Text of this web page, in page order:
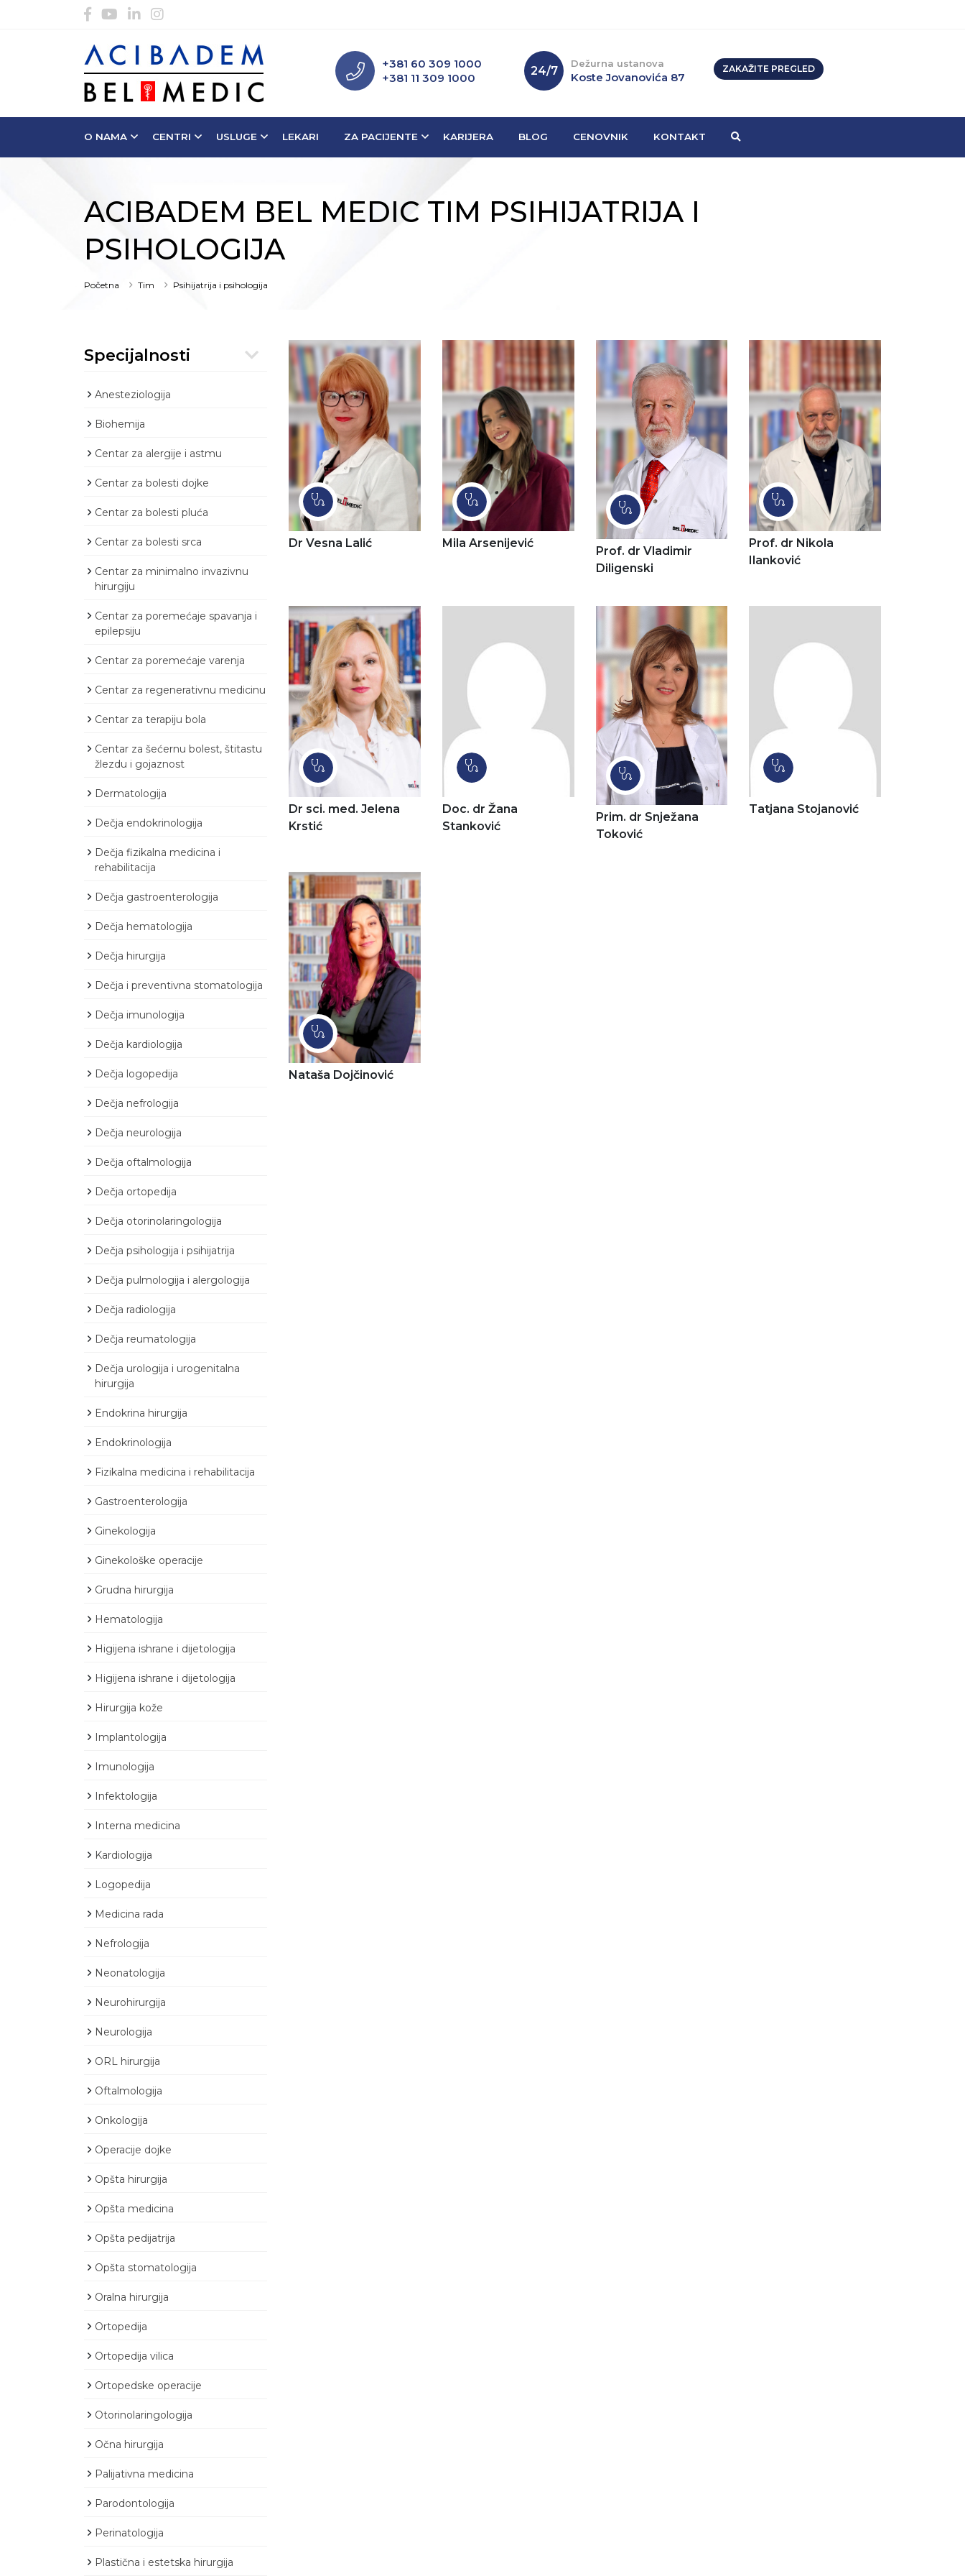
+381 60 309 1000
+381 11 309 1000
24/7
Dežurna ustanova
Koste Jovanovića 87
ZAKAŽITE PREGLED
O NAMA CENTRI USLUGE LEKARI ZA PACIJENTE KARIJERA BLOG CENOVNIK KONTAKT
ACIBADEM BEL MEDIC TIM PSIHIJATRIJA I
PSIHOLOGIJA
Početna Tim Psihijatrija i psihologija
Specijalnosti
Anesteziologija
Biohemija
Centar za alergije i astmu
Centar za bolesti dojke
Centar za bolesti pluća
Centar za bolesti srca
Centar za minimalno invazivnu
hirurgiju
Centar za poremećaje spavanja i
epilepsiju
Centar za poremećaje varenja
Centar za regenerativnu medicinu
Centar za terapiju bola
Centar za šećernu bolest, štitastu
žlezdu i gojaznost
Dermatologija
Dečja endokrinologija
Dečja fizikalna medicina i
rehabilitacija
Dečja gastroenterologija
Dečja hematologija
Dečja hirurgija
Dečja i preventivna stomatologija
Dečja imunologija
Dečja kardiologija
Dečja logopedija
Dečja nefrologija
Dečja neurologija
Dečja oftalmologija
Dečja ortopedija
Dečja otorinolaringologija
Dečja psihologija i psihijatrija
Dečja pulmologija i alergologija
Dečja radiologija
Dečja reumatologija
Dečja urologija i urogenitalna
hirurgija
Endokrina hirurgija
Endokrinologija
Fizikalna medicina i rehabilitacija
Gastroenterologija
Ginekologija
Ginekološke operacije
Grudna hirurgija
Hematologija
Higijena ishrane i dijetologija
Higijena ishrane i dijetologija
Hirurgija kože
Implantologija
Imunologija
Infektologija
Interna medicina
Kardiologija
Logopedija
Medicina rada
Nefrologija
Neonatologija
Neurohirurgija
Neurologija
ORL hirurgija
Oftalmologija
Onkologija
Operacije dojke
Opšta hirurgija
Opšta medicina
Opšta pedijatrija
Opšta stomatologija
Oralna hirurgija
Ortopedija
Ortopedija vilica
Ortopedske operacije
Otorinolaringologija
Očna hirurgija
Palijativna medicina
Parodontologija
Perinatologija
Plastična i estetska hirurgija
Dr Vesna Lalić Mila Arsenijević
Prof. dr Vladimir
Diligenski
Prof. dr Nikola
Ilanković
Dr sci. med. Jelena
Krstić
Doc. dr Žana
Stanković
Prim. dr Snježana
Toković
Tatjana Stojanović
Nataša Dojčinović